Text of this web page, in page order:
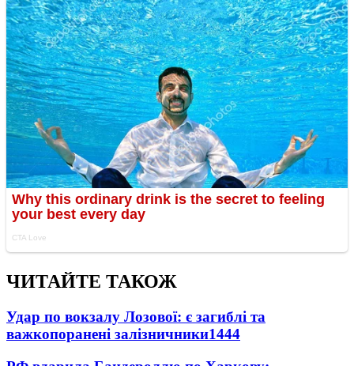
ЧИТАЙТЕ ТАКОЖ
Удар по вокзалу Лозової: є загиблі та
важкопоранені залізничники1444